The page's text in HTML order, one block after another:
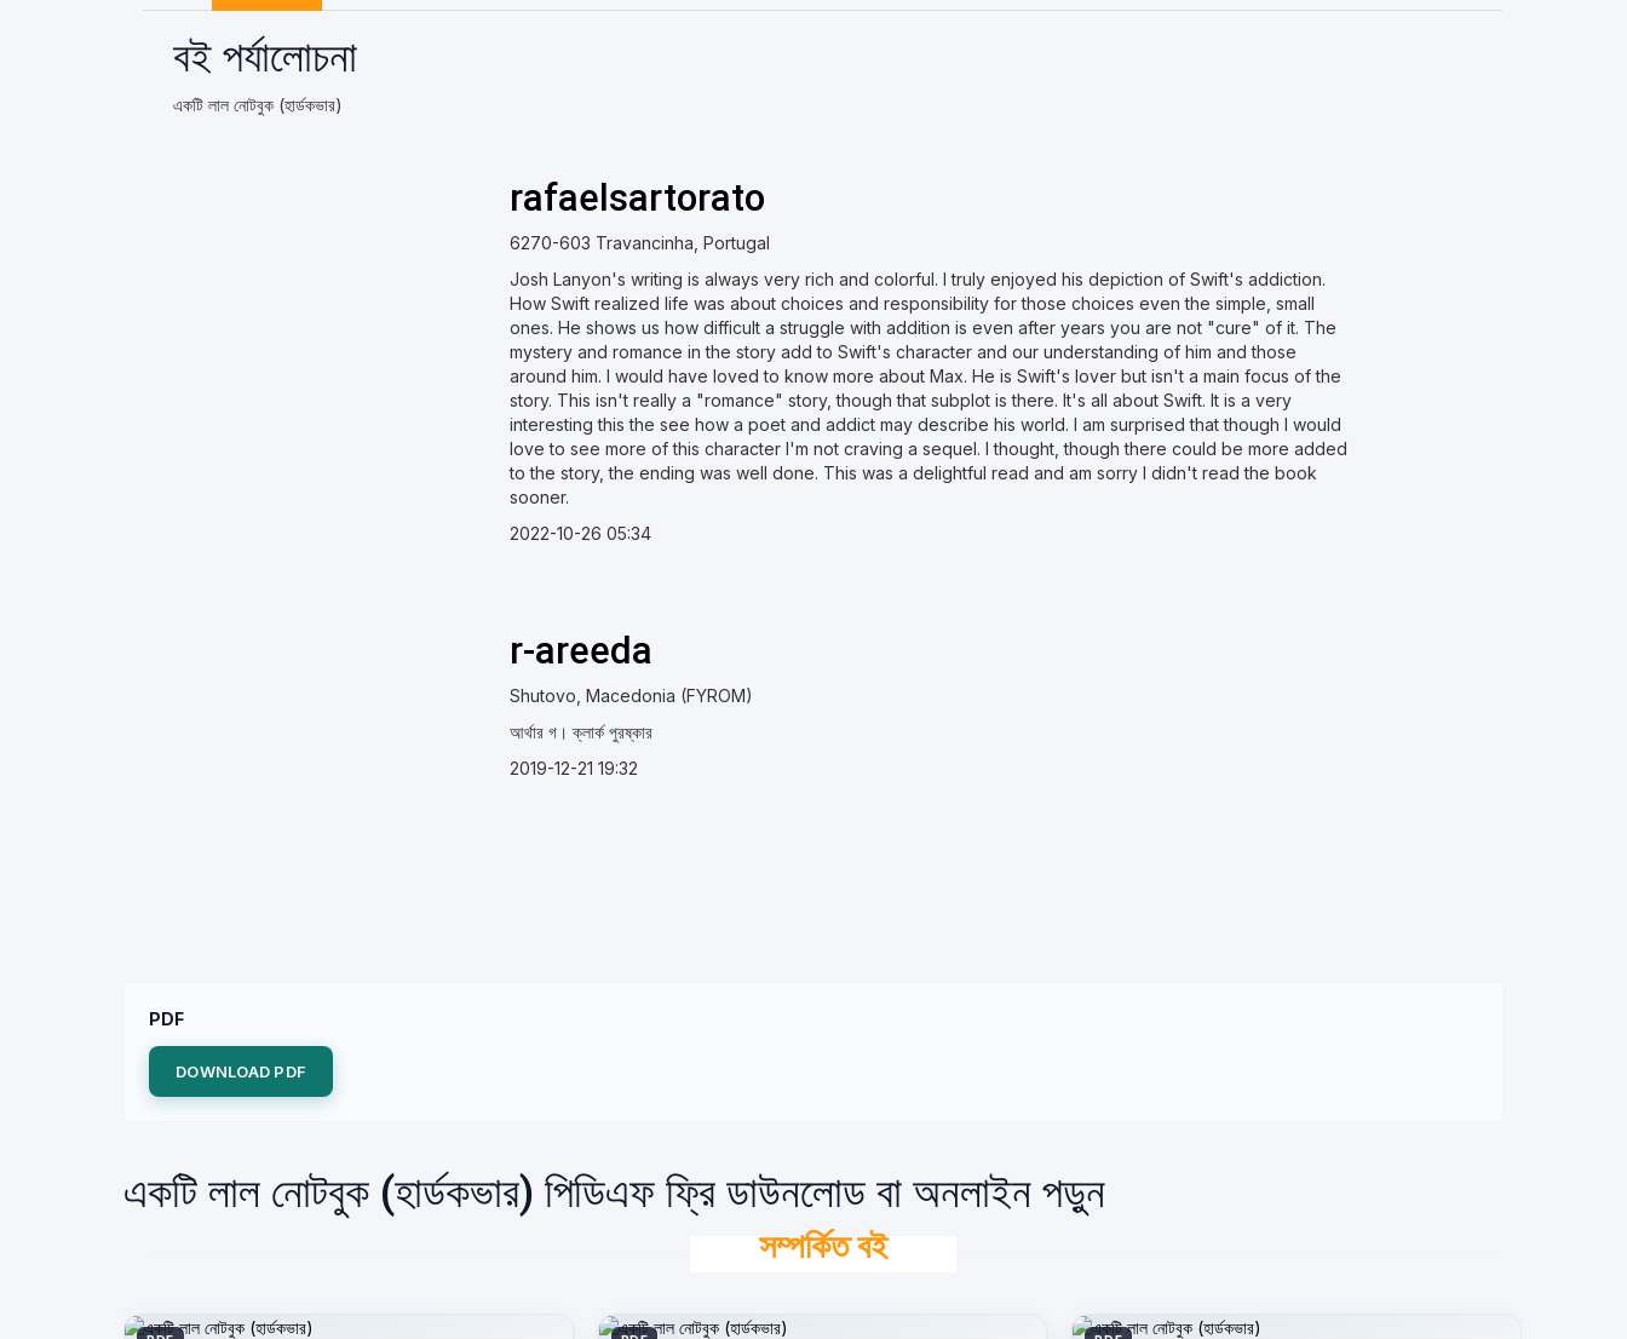
বই পর্যালোচনা
একটি লাল নোটবুক (হার্ডকভার)
rafaelsartorato
6270-603 Travancinha, Portugal
Josh Lanyon's writing is always very rich and colorful. I truly enjoyed his depiction of Swift's addiction.
How Swift realized life was about choices and responsibility for those choices even the simple, small
ones. He shows us how difficult a struggle with addition is even after years you are not "cure" of it. The
mystery and romance in the story add to Swift's character and our understanding of him and those
around him. I would have loved to know more about Max. He is Swift's lover but isn't a main focus of the
story. This isn't really a "romance" story, though that subplot is there. It's all about Swift. It is a very
interesting this the see how a poet and addict may describe his world. I am surprised that though I would
love to see more of this character I'm not craving a sequel. I thought, though there could be more added
to the story, the ending was well done. This was a delightful read and am sorry I didn't read the book
sooner.
2022-10-26 05:34
r-areeda
Shutovo, Macedonia (FYROM)
আর্থার গ। ক্লার্ক পুরষ্কার
2019-12-21 19:32
PDF
DOWNLOAD PDF
একটি লাল নোটবুক (হার্ডকভার) পিডিএফ ফ্রি ডাউনলোড বা অনলাইন পড়ুন
সম্পর্কিত বই